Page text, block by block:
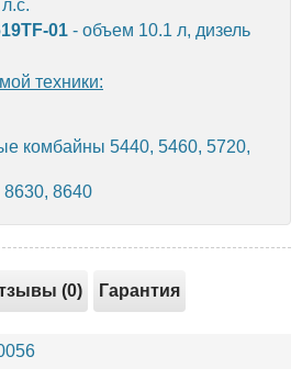
01 - объем 10.1 л, дизель
техники:
комбайны 5440, 5460, 5720,
8630, 8640
(0) Гарантия